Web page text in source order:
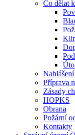
Co dělat
Příprava
Zásady
HOPKS
Obrana
Požární
Kontakty